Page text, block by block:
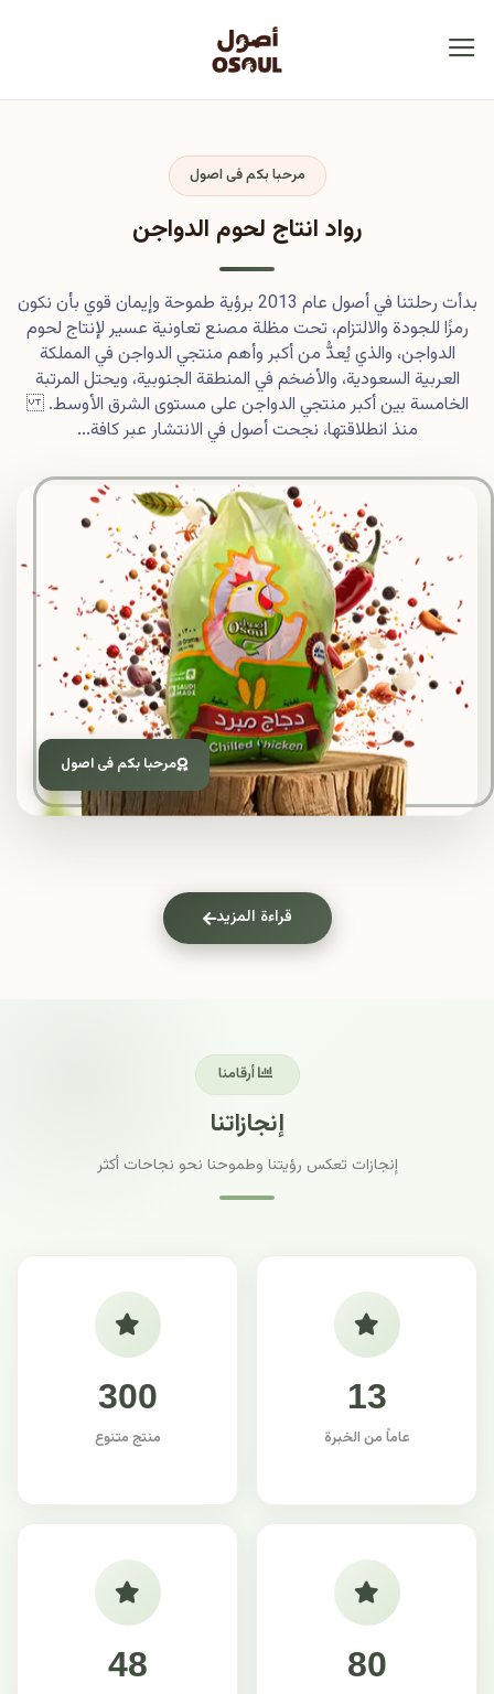
مرحبا بكم فى اصول
مرحبا بكم فى اصول
رواد انتاج لحوم الدواجن
بدأت رحلتنا في أصول عام 2013 برؤية طموحة وإيمان قوي بأن نكون
رمزًا للجودة والالتزام، تحت مظلة مصنع تعاونية عسير لإنتاج لحوم
الدواجن، والذي يُعدُّ من أكبر وأهم منتجي الدواجن في المملكة
العربية السعودية، والأضخم في المنطقة الجنوبية، ويحتل المرتبة
الخامسة بين أكبر منتجي الدواجن على مستوى الشرق الأوسط.
منذ انطلاقتها، نجحت أصول في الانتشار عبر كافة...
قراءة المزيد
أرقامنا
إنجازاتنا
إنجازات تعكس رؤيتنا وطموحنا نحو نجاحات أكثر
13
عاماً من الخبرة
300
منتج متنوع
80
48